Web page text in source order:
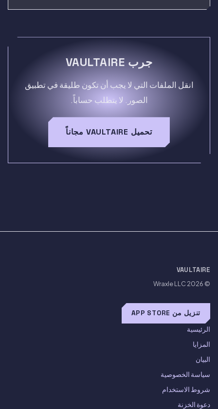
جرب VAULTAIRE
انقل الملفات التي لا يجب أن تكون طليقة في تطبيق
الصور. لا يتطلب حساباً.
تحميل VAULTAIRE مجاناً
VAULTAIRE
© 2026
Wraxle LLC
تنزيل من APP STORE
الرئيسية
المزايا
البيان
سياسة الخصوصية
شروط الاستخدام
دعوة الخزنة